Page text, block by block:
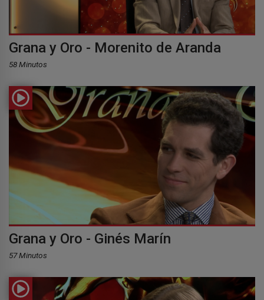
Grana y Oro - Morenito de Aranda
58 Minutos
Grana y Oro - Ginés Marín
57 Minutos